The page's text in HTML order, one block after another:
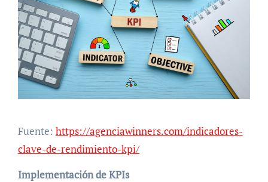
Fuente: https://agenciawinners.com/indicadores-
clave-de-rendimiento-kpi/
Implementación de KPIs